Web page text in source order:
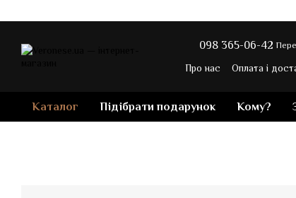
098 365-06-42
Про нас Оплата і
Каталог Підібрати подарунок Кому?